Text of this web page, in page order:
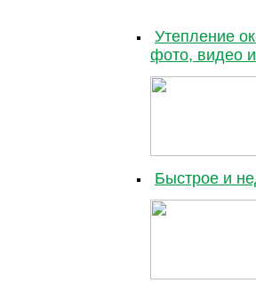
Утепление
фото, видео
Быстрое и